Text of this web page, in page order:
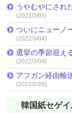
うやむやにされ
(2022/3/05)
ついにニューノ
(2022/3/04)
選挙の季節迎え
(2022/3/04)
アフガン経由輸
(2022/2/26)
韓国紙セゲ